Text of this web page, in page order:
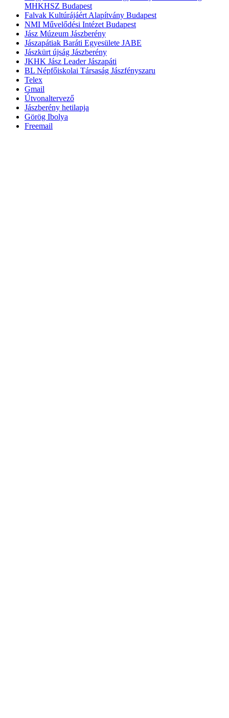
MHKHSZ Budapest
Falvak Kultúrájáért Alapítvány Budapest
NMI Művelődési Intézet Budapest
Jász Múzeum Jászberény
Jászapátiak Baráti Egyesülete JABE
Jászkürt újság Jászberény
JKHK Jász Leader Jászapáti
BL Népfőiskolai Társaság Jászfényszaru
Telex
Gmail
Útvonaltervező
Jászberény hetilapja
Görög Ibolya
Freemail